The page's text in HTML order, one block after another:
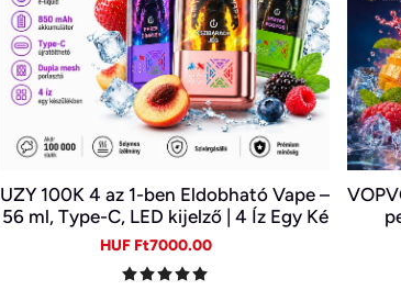
UZY 100K 4 az 1-ben Eldobható Vape –
56 ml, Type-C, LED kijelző | 4 Íz Egy Ké
szülékben
Sale
HUF Ft7000.00